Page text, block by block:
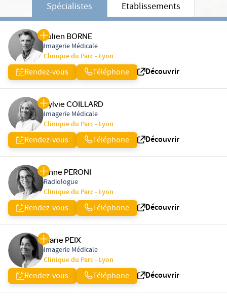
Spécialistes Etablissements
Julien BORNE
Imagerie Médicale
Clinique du Parc - Lyon
Rendez-vous Téléphone Découvrir
Sylvie COILLARD
Imagerie Médicale
Clinique du Parc - Lyon
Rendez-vous Téléphone Découvrir
Anne PERONI
Radiologue
Clinique du Parc - Lyon
Rendez-vous Téléphone Découvrir
Marie PEIX
Imagerie Médicale
Clinique du Parc - Lyon
Rendez-vous Téléphone Découvrir